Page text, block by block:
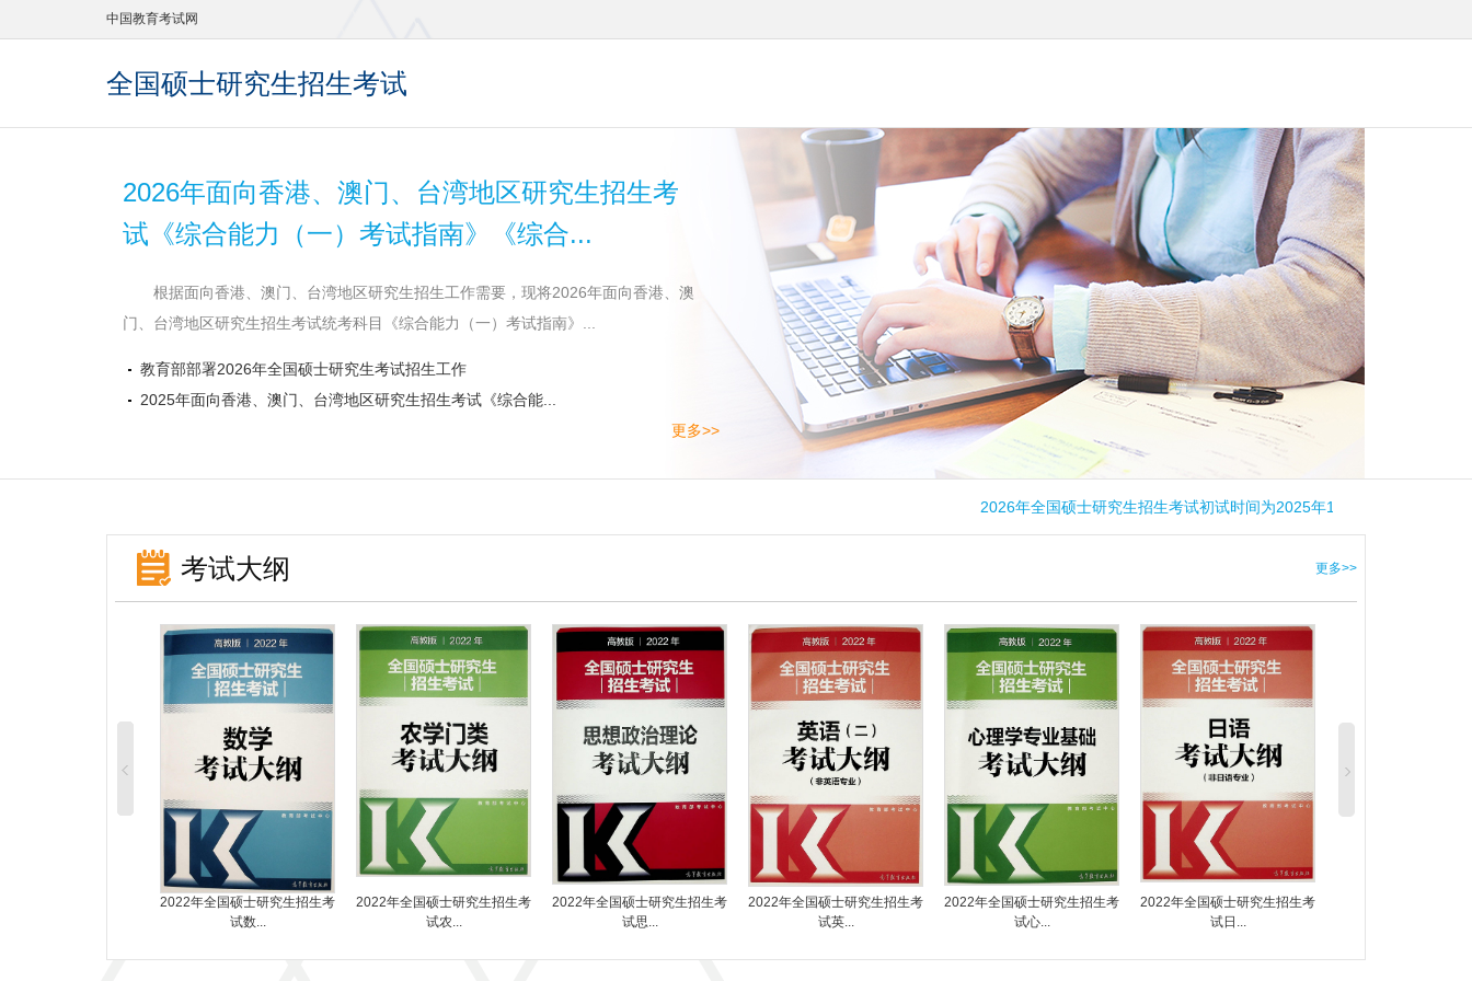
中国教育考试网
全国硕士研究生招生考试
2026年面向香港、澳门、台湾地区研究生招生考
试《综合能力（一）考试指南》《综合...
根据面向香港、澳门、台湾地区研究生招生工作需要，现将2026年面向香港、澳
门、台湾地区研究生招生考试统考科目《综合能力（一）考试指南》...
教育部部署2026年全国硕士研究生考试招生工作
2025年面向香港、澳门、台湾地区研究生招生考试《综合能...
更多>>
2026年全国硕士研究生招生考试初试时间为2025年12月20日至12月21日
考试大纲 更多>>
2022年全国硕士研究生招生考
试数...
2022年全国硕士研究生招生考
试农...
2022年全国硕士研究生招生考
试思...
2022年全国硕士研究生招生考
试英...
2022年全国硕士研究生招生考
试心...
2022年全国硕士研究生招生考
试日...